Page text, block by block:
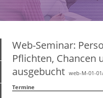
Web-Seminar:
Pflichten, Chancen
ausgebucht web-M-01-
Termine